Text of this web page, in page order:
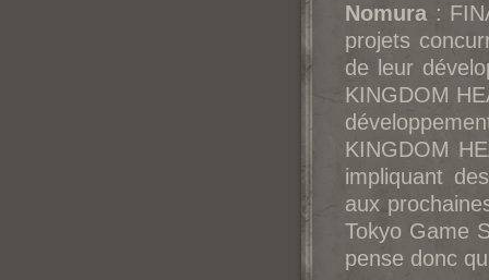
Nomura:
projets
de leur
KINGDOM
KINGDOM
impliquant
aux
Tokyo Game
pense donc